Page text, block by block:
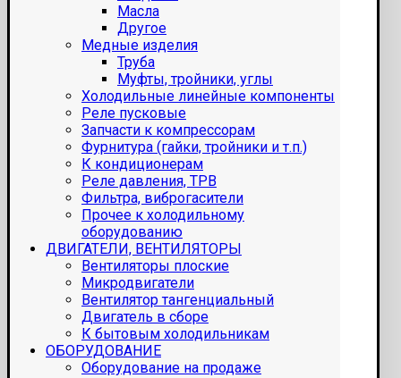
Масла
Другое
Медные изделия
Труба
Муфты, тройники, углы
Холодильные линейные компоненты
Реле пусковые
Запчасти к компрессорам
Фурнитура (гайки, тройники и т.п.)
К кондиционерам
Реле давления, ТРВ
Фильтра, виброгасители
Прочее к холодильному
оборудованию
ДВИГАТЕЛИ, ВЕНТИЛЯТОРЫ
Вентиляторы плоские
Микродвигатели
Вентилятор тангенциальный
Двигатель в сборе
К бытовым холодильникам
ОБОРУДОВАНИЕ
Оборудование на продаже